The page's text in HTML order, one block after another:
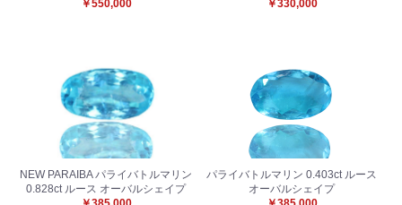
￥550,000
￥330,000
NEW PARAIBA パライバトルマリン
0.828ct ルース オーバルシェイプ
パライバトルマリン 0.403ct ルース
オーバルシェイプ